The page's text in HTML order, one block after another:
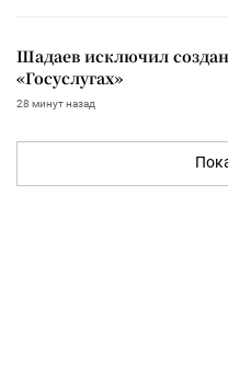
Шадаев исключил
«Госуслугах»
28 минут назад